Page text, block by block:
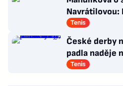
Navrátilovou:
připravené.
Tenis
České derby
padla naděje
sotva chodila
Tenis